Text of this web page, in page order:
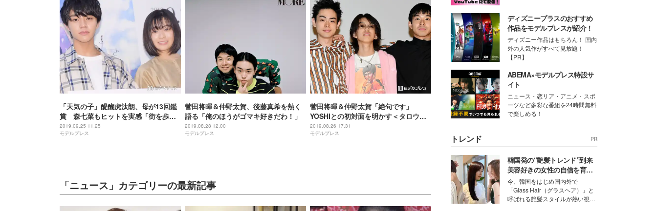
「天気の子」醍醐虎汰朗、母が13回鑑
賞 森七菜もヒットを実感「街を歩く
と…」
2019.09.25 11:25
モデルプレス
菅田将暉＆仲野太賀、後藤真希を熱く
語る「俺のほうがゴマキ好きだわ！」
2019.08.28 12:00
モデルプレス
菅田将暉＆仲野太賀「絶句です」
YOSHIとの初対面を明かす＜タロウの
バカ＞
2019.08.26 17:31
モデルプレス
「ニュース」カテゴリーの最新記事
ディズニープラスのおすすめ
作品をモデルプレスが紹介！
ディズニー作品はもちろん！ 国内
外の人気作がすべて見放題！
【PR】
ABEMA×モデルプレス特設サ
イト
ニュース・恋リア・アニメ・スポ
ーツなど多彩な番組を24時間無料
で楽しめる！
トレンド PR
韓国発の“艶髪トレンド”到来
美容好きの女性の自信を育む
「ヘアケア事情」って？
今、韓国をはじめ国内外で
「Glass Hair（グラスヘア）」と
呼ばれる艶髪スタイルが熱い視線